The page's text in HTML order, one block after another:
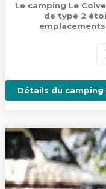
Le camping Le
de type 2
Détails du camping